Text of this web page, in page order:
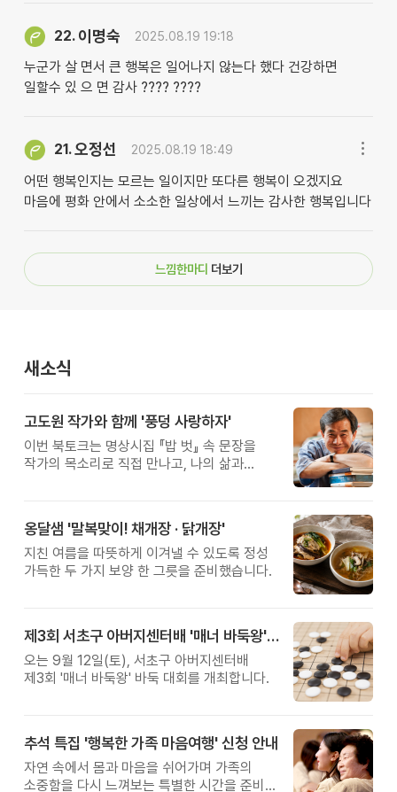
22. 이명숙 2025.08.19 19:18
누군가 살 면서 큰 행복은 일어나지 않는다 했다 건강하면
일할수 있 으 면 감사 ???? ????
21.오정선 2025.08.19 18:49
어떤 행복인지는 모르는 일이지만 또다른 행복이 오겠지요
마음에 평화 안에서 소소한 일상에서 느끼는 감사한 행복입니다
느낌한마디 더보기
새소식
고도원 작가와 함께 '풍덩 사랑하자'
이번 북토크는 명상시집 『밥 벗』 속 문장을
작가의 목소리로 직접 만나고, 나의 삶과
옹달샘 '말복맞이! 채개장 · 닭개장'
지친 여름을 따뜻하게 이겨낼 수 있도록 정성
가득한 두 가지 보양 한 그릇을 준비했습니다.
제3회 서초구 아버지센터배 '매너 바둑왕' 대회
오는 9월 12일(토), 서초구 아버지센터배
제3회 '매너 바둑왕' 바둑 대회를 개최합니다.
추석 특집 '행복한 가족 마음여행' 신청 안내
자연 속에서 몸과 마음을 쉬어가며 가족의
소중함을 다시 느껴보는 특별한 시간을 준비해